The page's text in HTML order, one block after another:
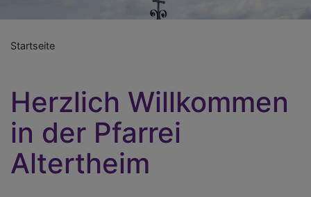
Startseite
Herzlich Willkommen
in der Pfarrei
Altertheim